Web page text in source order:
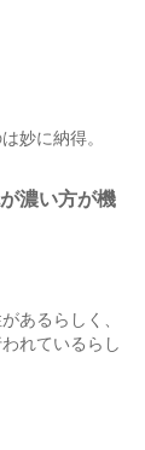
妙に納得。
濃い方が機
あるらしく、
れているらし